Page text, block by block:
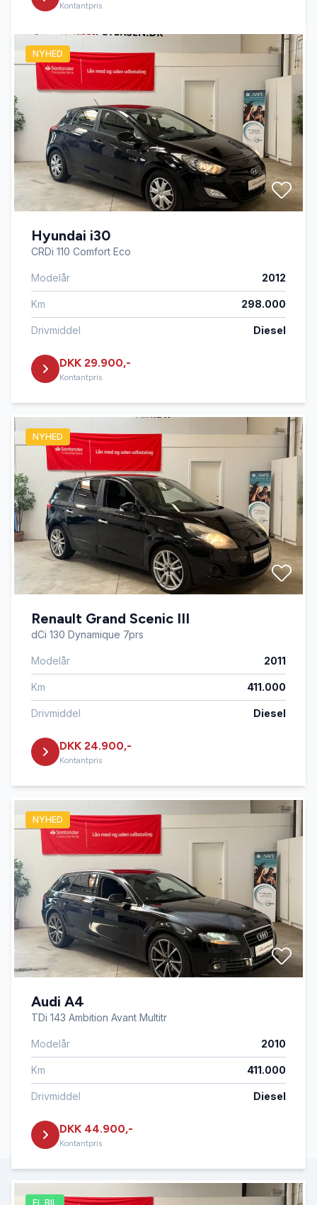
Kontantpris
NYHED
Hyundai i30
CRDi 110 Comfort Eco
Modelår 2012
Km 298.000
Drivmiddel Diesel
DKK 29.900,-
Kontantpris
NYHED
Renault Grand Scenic III
dCi 130 Dynamique 7prs
Modelår 2011
Km 411.000
Drivmiddel Diesel
DKK 24.900,-
Kontantpris
NYHED
Audi A4
TDi 143 Ambition Avant Multitr
Modelår 2010
Km 411.000
Drivmiddel Diesel
DKK 44.900,-
Kontantpris
EL BIL